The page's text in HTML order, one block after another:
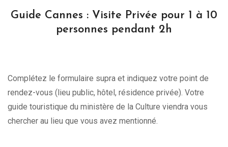
Guide Cannes : Visite Privée pour 1 à 10
personnes pendant 2h
Complétez le formulaire supra et indiquez votre point de
rendez-vous (lieu public, hôtel, résidence privée). Votre
guide touristique du ministère de la Culture viendra vous
chercher au lieu que vous avez mentionné.